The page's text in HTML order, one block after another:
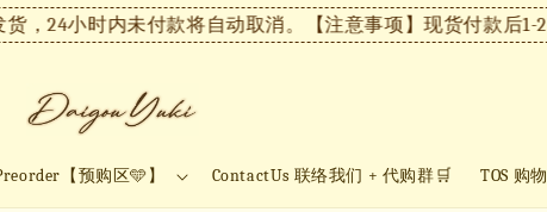
24小时内未付款将自动取消。【注意事项】现货付款后1-2天
【预购区🩵】 ContactUs 联络我们 + 代购群🛒 TOS 购